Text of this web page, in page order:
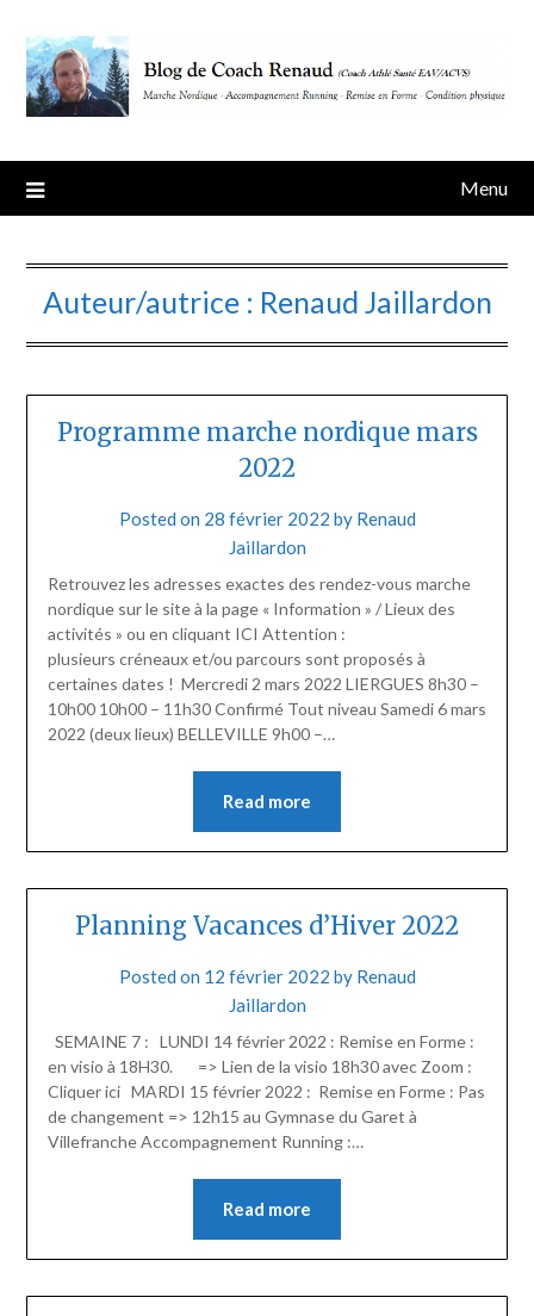
content
Menu
Auteur/autrice : Renaud Jaillardon
Programme marche nordique mars
2022
Posted on 28 février 2022 by Renaud
Jaillardon
Retrouvez les adresses exactes des rendez-vous marche
nordique sur le site à la page « Information » / Lieux des
activités » ou en cliquant ICI Attention :
plusieurs créneaux et/ou parcours sont proposés à
certaines dates ! Mercredi 2 mars 2022 LIERGUES 8h30 –
10h00 10h00 – 11h30 Confirmé Tout niveau Samedi 6 mars
2022 (deux lieux) BELLEVILLE 9h00 –…
Read more
Planning Vacances d’Hiver 2022
Posted on 12 février 2022 by Renaud
Jaillardon
SEMAINE 7 : LUNDI 14 février 2022 : Remise en Forme :
en visio à 18H30. => Lien de la visio 18h30 avec Zoom :
Cliquer ici MARDI 15 février 2022 : Remise en Forme : Pas
de changement => 12h15 au Gymnase du Garet à
Villefranche Accompagnement Running :…
Read more